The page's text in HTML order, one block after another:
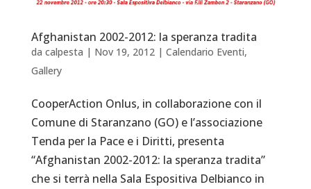
Afghanistan 2002-2012: la speranza tradita
da calpesta | Nov 19, 2012| Calendario Eventi,
Gallery
CooperAction Onlus, in collaborazione con il
Comune di Staranzano (GO) e l’associazione
Tenda per la Pace e i Diritti, presenta
“Afghanistan 2002-2012: la speranza tradita”
che si terrà nella Sala Espositiva Delbianco in